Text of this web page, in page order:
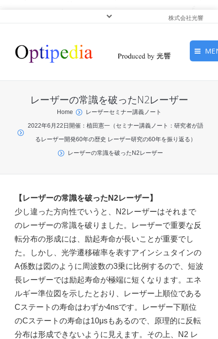
株式会社光響
ピックアップ
光基礎・光源
光応用・アプリケーショ
レーザーの常識を破ったN2レーザー
You are here:Home
レーザーセミナー講義ノート
2022年6月22日開催：植田憲一（セミナー講義ノート：研究者が語
るレーザー開発60年の歴史 レーザー研究の60年を振り返る）
レーザーの常識を破ったN2レーザー
【レーザーの常識を破ったN2レーザー】
少し違った方向性でいうと、N2レーザーはそれまで
のレーザーの常識を破りました。レーザーで重要な反
転分布の形成には、励起寿命が長いことが重要でし
た。しかし、光学遷移確率を表すアインシュタインの
A係数は図のように周波数の3乗に比例するので、短波
長レーザーでは励起寿命が極端に短くなります。エネ
ルギー準位図を示したとおり、レーザー上順位である
Cステートの寿命はわずか4nsです。レーザー下順位
のCステートの寿命は10μsもあるので、原理的に反転
分布は形成できないように見えます。その上、N2 レ